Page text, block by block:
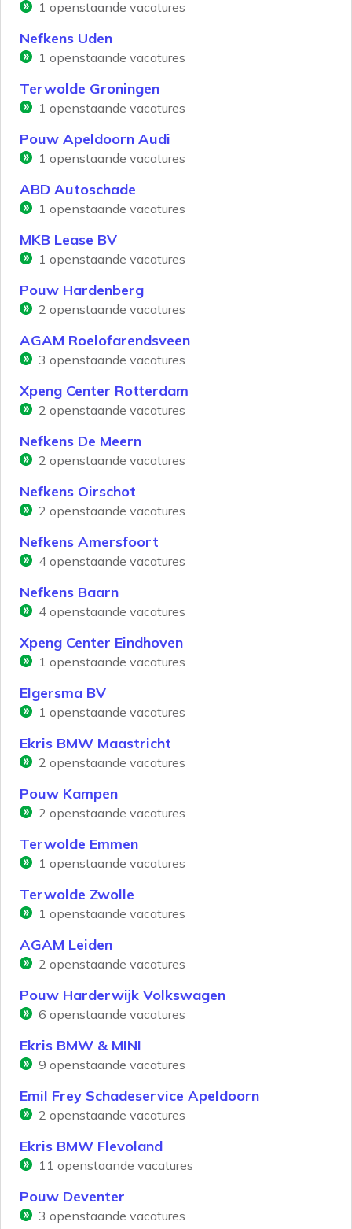
1 openstaande vacatures
Nefkens Uden
1 openstaande vacatures
Terwolde Groningen
1 openstaande vacatures
Pouw Apeldoorn Audi
1 openstaande vacatures
ABD Autoschade
1 openstaande vacatures
MKB Lease BV
1 openstaande vacatures
Pouw Hardenberg
2 openstaande vacatures
AGAM Roelofarendsveen
3 openstaande vacatures
Xpeng Center Rotterdam
2 openstaande vacatures
Nefkens De Meern
2 openstaande vacatures
Nefkens Oirschot
2 openstaande vacatures
Nefkens Amersfoort
4 openstaande vacatures
Nefkens Baarn
4 openstaande vacatures
Xpeng Center Eindhoven
1 openstaande vacatures
Elgersma BV
1 openstaande vacatures
Ekris BMW Maastricht
2 openstaande vacatures
Pouw Kampen
2 openstaande vacatures
Terwolde Emmen
1 openstaande vacatures
Terwolde Zwolle
1 openstaande vacatures
AGAM Leiden
2 openstaande vacatures
Pouw Harderwijk Volkswagen
6 openstaande vacatures
Ekris BMW & MINI
9 openstaande vacatures
Emil Frey Schadeservice Apeldoorn
2 openstaande vacatures
Ekris BMW Flevoland
11 openstaande vacatures
Pouw Deventer
3 openstaande vacatures